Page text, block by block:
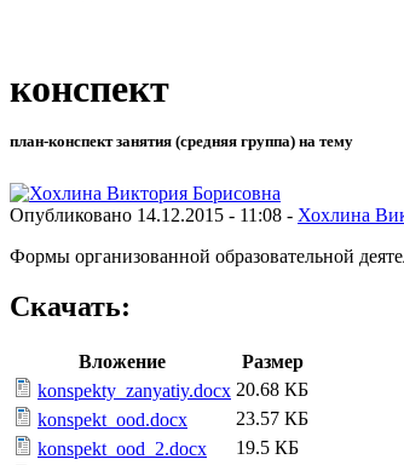
конспект
план-конспект занятия (средняя группа) на тему
Опубликовано 14.12.2015 - 11:08 - Хохлина
Формы организованной образовательной
Скачать:
Вложение
Размер
konspekty_zanyatiy.docx 20.68 КБ
konspekt_ood.docx
23.57 КБ
konspekt_ood_2.docx
19.5 КБ